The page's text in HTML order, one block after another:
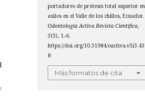
portadores de prótesis total superior en
asilos en el Valle de los chillos, Ecuador.
Odontología Activa Revista Científica
5(3), 1–6.
https://doi.org/10.31984/oactiva.v5i3.43
8
Más formatos de cita